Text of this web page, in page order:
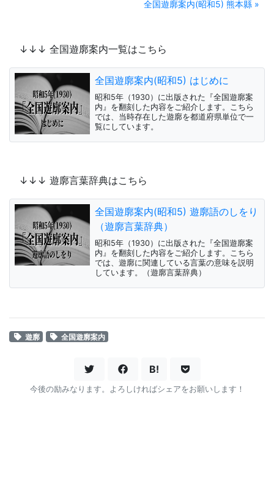
全国遊廓案内(昭和5) 熊本縣 »
↓↓↓ 全国遊廓案内一覧はこちら
全国遊廓案内(昭和5) はじめに
昭和5年（1930）に出版された『全国遊廓案
内』を翻刻した内容をご紹介します。こちら
では、当時存在した遊廓を都道府県単位で一
覧にしています。
↓↓↓ 遊廓言葉辞典はこちら
全国遊廓案内(昭和5) 遊廓語のしをり
（遊廓言葉辞典）
昭和5年（1930）に出版された『全国遊廓案
内』を翻刻した内容をご紹介します。こちら
では、遊廓に関連している言葉の意味を説明
しています。（遊廓言葉辞典）
遊廓 全国遊廓案内
B!
今後の励みなります。よろしければシェアをお願いします！